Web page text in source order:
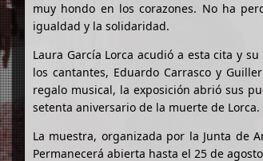
muy hondo en los corazones. No ha
igualdad y la solidaridad.
Laura García Lorca acudió a esta cita y
los cantantes, Eduardo Carrasco y
regalo musical, la exposición abrió sus
setenta aniversario de la muerte de Lorca.
La muestra, organizada por la Junta de
Permanecerá abierta hasta el 25 de